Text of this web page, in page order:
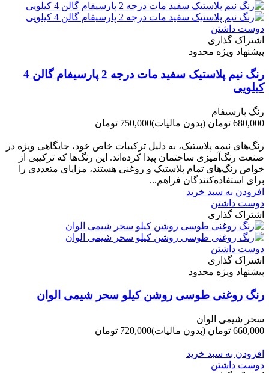
دوست داشتن
اشتراک گذاری
پیشنهاد ویژه محدود
رنگ نیم پلاستیک سفید مات درجه 2 پارسیفام گالن 4
کیلویی
رنگ پارسیفام
680,000 تومان
(بدون مالیات)750,000 تومان
رنگ‌های نیمه پلاستیک، به دلیل ترکیبات خاص خود، جایگاهی ویژه در
صنعت رنگ‌آمیزی ساختمان پیدا کرده‌اند. این رنگ‌ها که ترکیبی از
خواص رنگ‌های تمام پلاستیک و روغنی هستند، مزایای متعددی را
برای استفاده‌کنندگان فراهم...
افزودن به سبد خرید
دوست داشتن
اشتراک گذاری
دوست داشتن
اشتراک گذاری
پیشنهاد ویژه محدود
رنگ روغنی طوسی روشن کیلو سحر شیمی الوان
سحر شیمی الوان
660,000 تومان
(بدون مالیات)720,000 تومان
افزودن به سبد خرید
دوست داشتن